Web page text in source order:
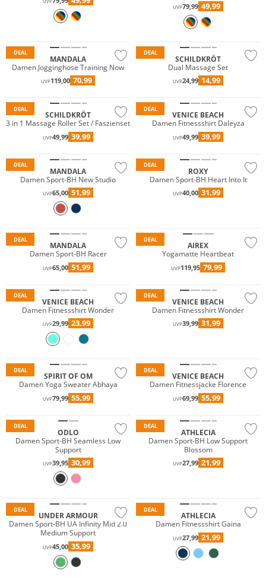
UVP79,99 49,99
DEAL
MANDALA
Damen Jogginghose Training Now
UVP119,00 70,99
DEAL
SCHILDKRÖT
Dual Massage Set
UVP24,99 14,99
DEAL
SCHILDKRÖT
3 in 1 Massage Roller Set / Faszienset
UVP49,99 39,99
DEAL
VENICE BEACH
Damen Fitnessshirt Daleyza
UVP49,99 39,99
DEAL
MANDALA
Damen Sport-BH New Studio
UVP65,00 51,99
DEAL
ROXY
Damen Sport-BH Heart Into It
UVP40,00 31,99
DEAL
MANDALA
Damen Sport-BH Racer
UVP65,00 51,99
DEAL
AIREX
Yogamatte Heartbeat
UVP119,95 79,99
DEAL
VENICE BEACH
Damen Fitnessshirt Wonder
UVP29,99 23,99
DEAL
VENICE BEACH
Damen Fitnessshirt Wonder
UVP39,99 31,99
DEAL
SPIRIT OF OM
Damen Yoga Sweater Abhaya
UVP79,99 55,99
DEAL
VENICE BEACH
Damen Fitnessjacke Florence
UVP69,99 55,99
DEAL
ODLO
Damen Sport-BH Seamless Low
Support
UVP39,95 30,99
DEAL
ATHLECIA
Damen Sport-BH Low Support
Blossom
UVP27,99 21,99
DEAL
UNDER ARMOUR
Damen Sport-BH UA Infinity Mid 2.0
Medium Support
UVP45,00 35,99
DEAL
ATHLECIA
Damen Fitnessshirt Gaina
UVP27,99 21,99